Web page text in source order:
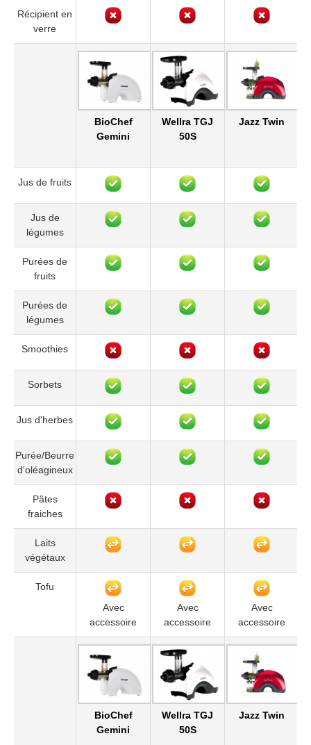
Récipient en
verre
BioChef
Gemini
Wellra TGJ
50S
Jazz Twin
Jus de fruits
Jus de
légumes
Purées de
fruits
Purées de
légumes
Smoothies
Sorbets
Jus d'herbes
Purée/Beurre
d'oléagineux
Pâtes
fraiches
Laits
végétaux
Tofu
Avec
accessoire
Avec
accessoire
Avec
accessoire
BioChef
Gemini
Wellra TGJ
50S
Jazz Twin